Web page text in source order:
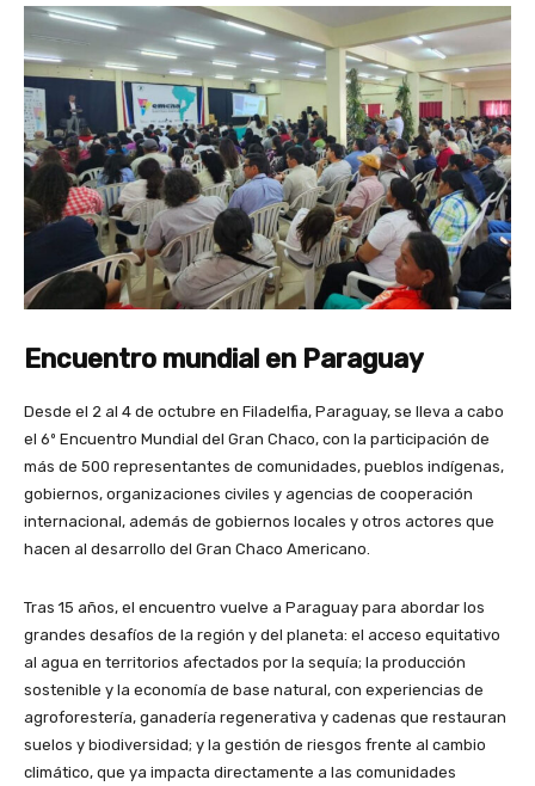
Encuentro mundial en Paraguay
Desde el 2 al 4 de octubre en Filadelfia, Paraguay, se lleva a cabo
el 6º Encuentro Mundial del Gran Chaco, con la participación de
más de 500 representantes de comunidades, pueblos indígenas,
gobiernos, organizaciones civiles y agencias de cooperación
internacional, además de gobiernos locales y otros actores que
hacen al desarrollo del Gran Chaco Americano.
Tras 15 años, el encuentro vuelve a Paraguay para abordar los
grandes desafíos de la región y del planeta: el acceso equitativo
al agua en territorios afectados por la sequía; la producción
sostenible y la economía de base natural, con experiencias de
agroforestería, ganadería regenerativa y cadenas que restauran
suelos y biodiversidad; y la gestión de riesgos frente al cambio
climático, que ya impacta directamente a las comunidades